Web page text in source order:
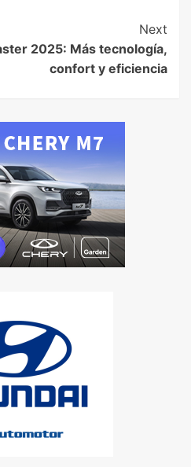
Next
2025: Más tecnología,
confort y eficiencia